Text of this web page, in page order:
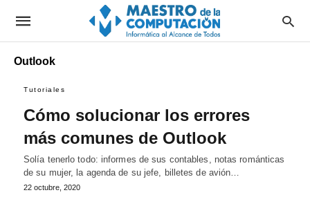
Outlook
Tutoriales
Cómo solucionar los errores
más comunes de Outlook
Solía tenerlo todo: informes de sus contables, notas románticas
de su mujer, la agenda de su jefe, billetes de avión…
22 octubre, 2020